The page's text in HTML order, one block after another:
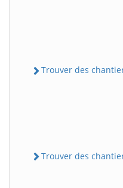
Trouver des
Trouver des